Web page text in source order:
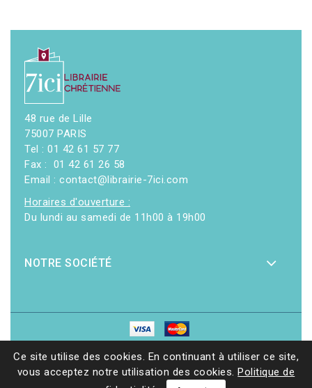
48 rue de Lille
75007 PARIS
Tel : 01 42 61 57 77
Fax : 01 42 61 26 58
Email : contact@librairie-7ici.com
Horaires d'ouverture :
Du lundi au samedi de 11h00 à 19h00
NOTRE SOCIÉTÉ
Ce site utilise des cookies. En continuant à utiliser ce site,
vous acceptez notre utilisation des cookies. Politique de
© 2026 - Librairie 7ici| Site web réalisé par Ethicweb